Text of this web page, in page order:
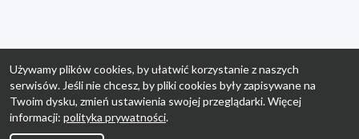
Używamy plików cookies, by ułatwić korzystanie z naszych
serwisów. Jeśli nie chcesz, by pliki cookies były zapisywane na
Twoim dysku, zmień ustawienia swojej przeglądarki. Więcej
informacji: polityka prywatności.